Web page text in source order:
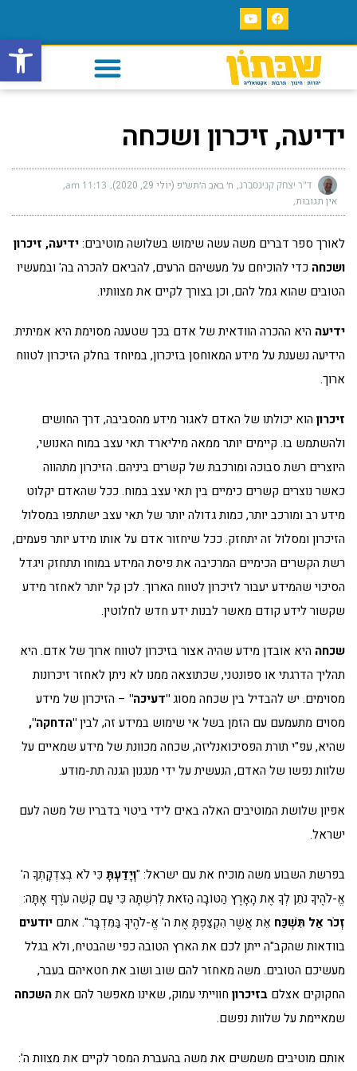
פתח
ידיעה, זיכרון ושכחה
ד"ר יצחק קניגסברג ח׳ באב ה׳תש״פ (יולי 29, 2020) 11:13 am
אין תגובות
לאורך ספר דברים משה עשה שימוש בשלושה מוטיבים:ידיעה, זיכרון
ושכחה כדי להוכיחם על מעשיהם הרעים, להביאם להכרה בה' ובמעשיו
הטובים שהוא גמל להם, וכן בצורך לקיים את מצוותיו.
ידיעה היא ההכרה הוודאית של אדם בכך שטענה מסוימת היא אמיתית.
הידיעה נשענת על מידע המאוחסן בזיכרון, במיוחד בחלק הזיכרון לטווח
ארוך.
זיכרון הוא יכולתו של האדם לאגור מידע מהסביבה, דרך החושים
ולהשתמש בו. קיימים יותר ממאה מיליארד תאי עצב במוח האנושי,
היוצרים רשת סבוכה ומורכבת של קשרים ביניהם. הזיכרון מתהווה
כאשר נוצרים קשרים כימיים בין תאי עצב במוח. ככל שהאדם יקלוט
מידע רב ומורכב יותר, כמות גדולה יותר של תאי עצב ישתתפו במסלול
הזיכרון ומסלול זה יתחזק. ככל שיחזור אדם על אותו מידע יותר פעמים,
רשת הקשרים הכימיים המרכיבה את פיסת המידע במוחו תתחזק ויגדל
הסיכוי שהמידע יעבור לזיכרון לטווח הארוך. לכן קל יותר לאחזר מידע
שקשור לידע קודם מאשר לבנות ידע חדש לחלוטין.
שכחה היא אובדן מידע שהיה אצור בזיכרון לטווח ארוך של אדם. היא
תהליך הדרגתי או ספונטני, שכתוצאה ממנו לא ניתן לאחזר זיכרונות
מסוימים. יש להבדיל בין שכחה מסוג"דעיכה" – הזיכרון של מידע
מסוים מתעמעם עם הזמן בשל אי שימוש במידע זה, לבין"הדחקה",
שהיא, עפ"י תורת הפסיכואנליזה, שכחה מכוונת של מידע שמאיים על
שלוות נפשו של האדם, הנעשית על ידי מנגנון הגנה תת-מודע.
אפיון שלושת המוטיבים האלה באים לידי ביטוי בדבריו של משה לעם
ישראל.
בפרשת השבוע משה מוכיח את עם ישראל: "וְיָדַעְתָּכִּי לֹא בְצִדְקָתְךָ ה'
אֱ-לֹהֶיךָ נֹתֵן לְךָ אֶת הָאָרֶץ הַטּוֹבָה הַזֹּאת לְרִשְׁתָּהּ כִּי עַם קְשֵׁה עֹרֶף אָתָּה:
זְכֹר אַל תִּשְׁכַּח אֵת אֲשֶׁר הִקְצַפְתָּ אֶת ה' אֱ-לֹהֶיךָ בַּמִּדְבָּר". אתם יודעים
בוודאות שהקב"ה ייתן לכם את הארץ הטובה כפי שהבטיח, ולא בגלל
מעשיכם הטובים. משה מאחזר להם שוב ושוב את חטאיהם בעבר,
החקוקים אצלם בזיכרון חווייתי עמוק, שאינו מאפשר להם אתהשכחה
שמאיימת על שלוות נפשם.
אותם מוטיבים משמשים את משה בהעברת המסר לקיים את מצוות ה':